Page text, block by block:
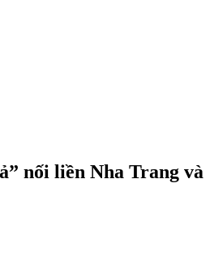
nối liền Nha Trang và